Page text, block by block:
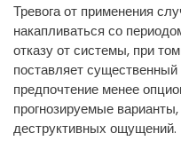
Тревога от применения
накапливаться со
отказу от системы, при
поставляет
предпочтение менее
прогнозируемые
деструктивных ощущений.